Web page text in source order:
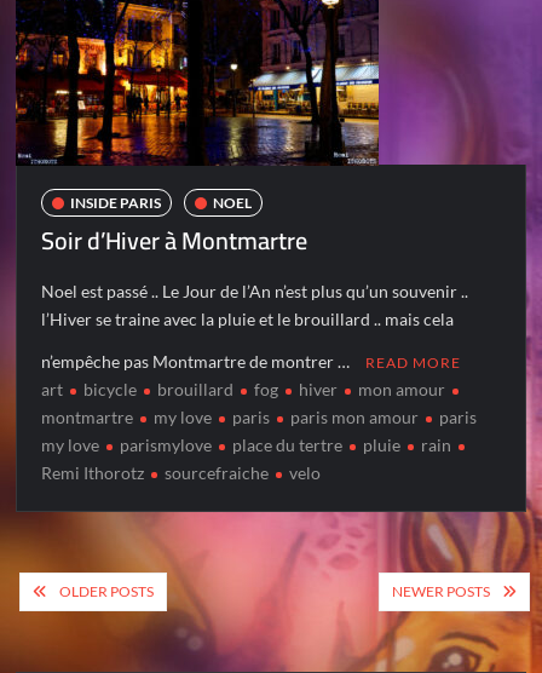
INSIDE PARIS NOEL
Soir d’Hiver à Montmartre
Noel est passé .. Le Jour de l’An n’est plus qu’un souvenir ..
l’Hiver se traine avec la pluie et le brouillard .. mais cela
n’empêche pas Montmartre de montrer … READ MORE
art bicycle brouillard fog hiver
mon amour
montmartre
my love paris paris mon amour
paris
my love
parismylove place du tertre pluie
rain
Remi Ithorotz
sourcefraiche velo
Posts
navigation
OLDER POSTS NEWER POSTS